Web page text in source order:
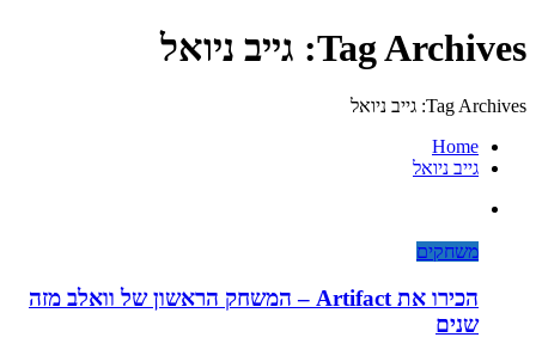
Tag Archives: גייב ניואל
Tag Archives: גייב ניואל
Home
גייב ניואל
משחקים
הכירו את Artifact – המשחק הראשון של וואלב מזה
שנים